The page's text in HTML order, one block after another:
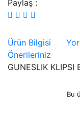
Paylaş :
Ürün Bilgisi
Önerileriniz
GUNESLIK KLIPSI
Bu